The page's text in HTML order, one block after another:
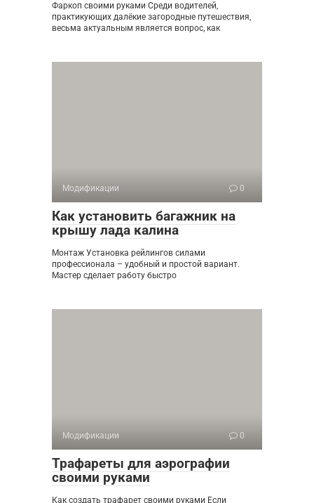
Фаркоп своими руками Среди водителей,
практикующих далёкие загородные путешествия,
весьма актуальным является вопрос, как
Модификации 0
Как установить багажник на
крышу лада калина
Монтаж Установка рейлингов силами
профессионала – удобный и простой вариант.
Мастер сделает работу быстро
Модификации 0
Трафареты для аэрографии
своими руками
Как создать трафарет своими руками Если